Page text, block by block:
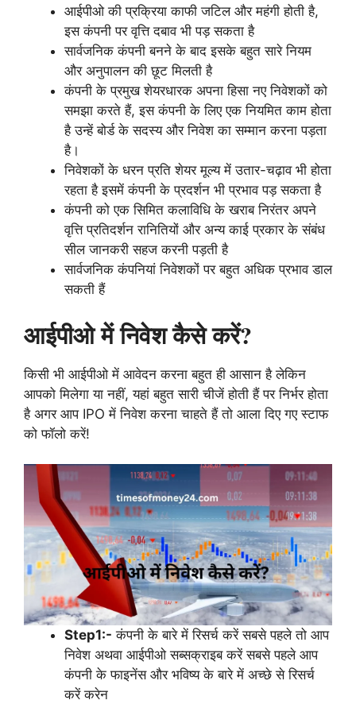
आईपीओ की प्रक्रिया काफी जटिल और महंगी होती है,
इस कंपनी पर वृत्ति दबाव भी पड़ सकता है
सार्वजनिक कंपनी बनने के बाद इसके बहुत सारे नियम
और अनुपालन की छूट मिलती है
कंपनी के प्रमुख शेयरधारक अपना हिसा नए निवेशकों को
समझा करते हैं, इस कंपनी के लिए एक नियमित काम होता
है उन्हें बोर्ड के सदस्‍य और निवेश का सम्‍मान करना पड़ता
है।
निवेशकों के धरन प्रति शेयर मूल्य में उतार-चढ़ाव भी होता
रहता है इसमें कंपनी के प्रदर्शन भी प्रभाव पड़ सकता है
कंपनी को एक सिमित कलाविधि के खराब निरंतर अपने
वृत्ति प्रतिदर्शन रानितियों और अन्य काई प्रकार के संबंध
सील जानकरी सहज करनी पड़ती है
सार्वजनिक कंपनियां निवेशकों पर बहुत अधिक प्रभाव डाल
सकती हैं
आईपीओ में निवेश कैसे करें?
किसी भी आईपीओ में आवेदन करना बहुत ही आसान है लेकिन
आपको मिलेगा या नहीं, यहां बहुत सारी चीजें होती हैं पर निर्भर होता
है अगर आप IPO में निवेश करना चाहते हैं तो आला दिए गए स्टाफ
को फॉलो करें!
Step1:- कंपनी के बारे में रिसर्च करें सबसे पहले तो आप
निवेश अथवा आईपीओ सब्सक्राइब करें सबसे पहले आप
कंपनी के फाइनेंस और भविष्य के बारे में अच्छे से रिसर्च
करें करेन